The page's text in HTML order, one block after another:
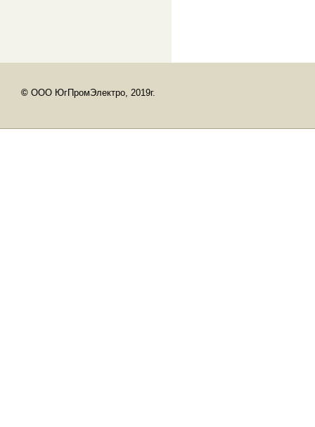
© ООО ЮгПромЭлектро, 2019г.